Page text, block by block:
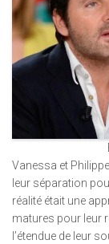
Vanessa et
leur séparation
réalité était une
matures pour leur
l’étendue de leur